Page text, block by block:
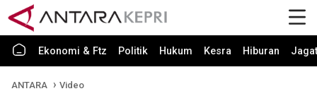
Ekonomi & Ftz Politik Hukum Kesra Hiburan Jagat
ANTARA Video